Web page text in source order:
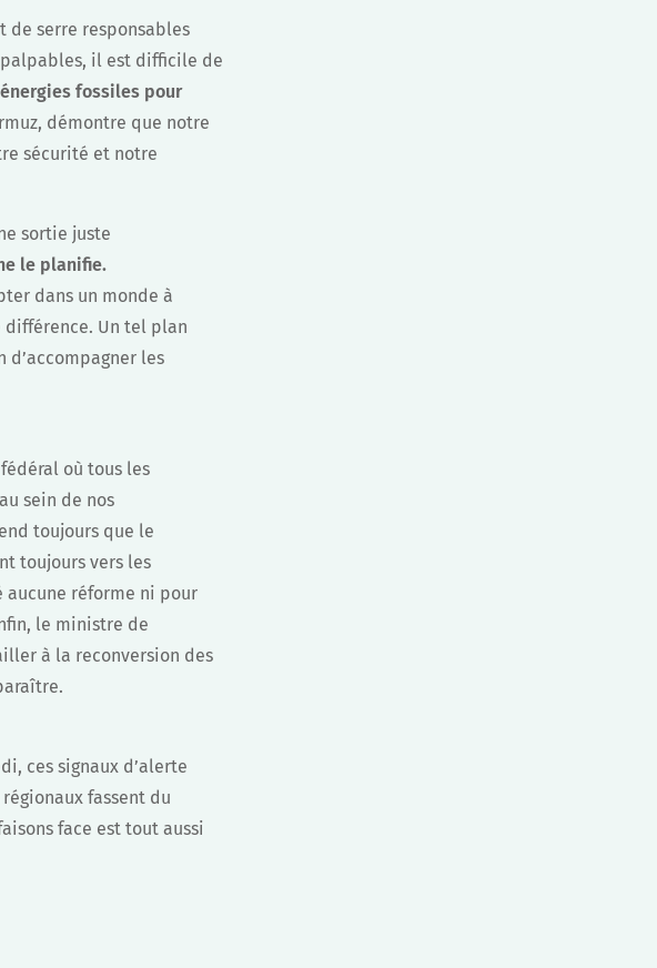
de serre responsables
il est difficile de
fossiles pour
démontre que notre
sécurité et notre
sortie juste
le planifie.
dans un monde à
différence. Un tel plan
les
où tous les
sein de nos
toujours que le
toujours vers les
aucune réforme ni pour
le ministre de
à la reconversion des
ces signaux d’alerte
fassent du
face est tout aussi